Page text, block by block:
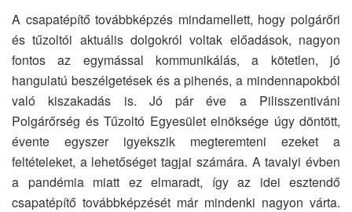
A csapatépítő továbbképzés mindamellett, hogy polgárőri
és tűzoltói aktuális dolgokról voltak előadások, nagyon
fontos az egymással kommunikálás, a kötetlen, jó
hangulatú beszélgetések és a pihenés, a mindennapokból
való kiszakadás is. Jó pár éve a Pilisszentiváni
Polgárőrség és Tűzoltó Egyesület elnöksége úgy döntött,
évente egyszer igyekszik megteremteni ezeket a
feltételeket, a lehetőséget tagjai számára. A tavalyi évben
a pandémia miatt ez elmaradt, így az idei esztendő
csapatépítő továbbképzését már mindenki nagyon várta.